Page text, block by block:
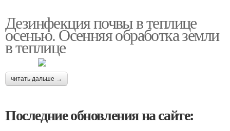
Дезинфекция почвы в теплице
осенью. Осенняя обработка земли
в теплице
читать дальше →
Последние обновления на сайте: